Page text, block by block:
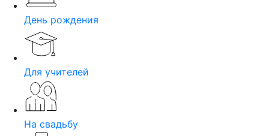
День рождения
Для учителей
На свадьбу